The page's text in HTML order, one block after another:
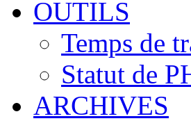
OUTILS
Temps de
Statut de
ARCHIVES